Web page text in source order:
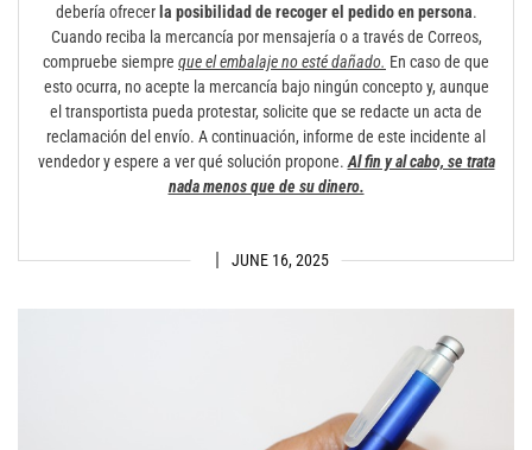
JUNE 16, 2025
debería ofrecer la posibilidad de recoger el pedido en persona.
Cuando reciba la mercancía por mensajería o a través de Correos,
compruebe siempre que el embalaje no esté dañado. En caso de que
esto ocurra, no acepte la mercancía bajo ningún concepto y, aunque
el transportista pueda protestar, solicite que se redacte un acta de
reclamación del envío. A continuación, informe de este incidente al
vendedor y espere a ver qué solución propone.Al fin y al cabo, se trata
nada menos que de su dinero.